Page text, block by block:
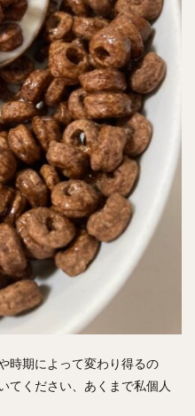
時期によって変わり得るの
てください、あくまで私個人